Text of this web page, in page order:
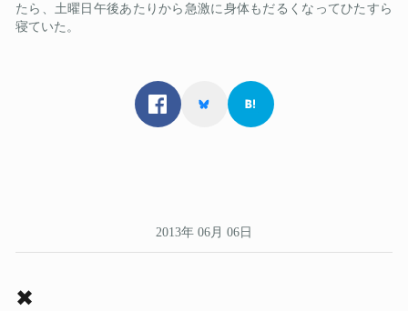
たら、土曜日午後あたりから急激に身体もだるくなってひたすら
寝ていた。
2013年 06月 06日
✖